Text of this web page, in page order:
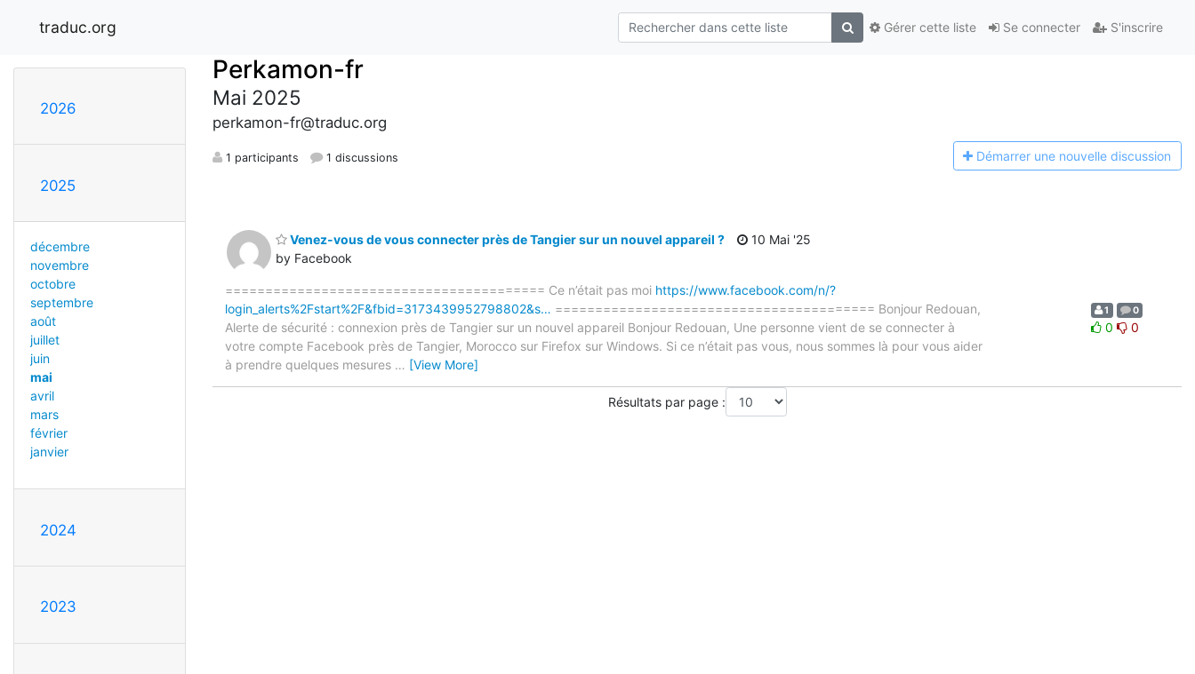
traduc.org Se connecter S'inscrire
Gérer cette liste
2026
2025
décembre
novembre
octobre
septembre
août
juillet
juin
mai
avril
mars
février
janvier
2024
2023
Perkamon-fr
Mai 2025
perkamon-fr@traduc.org
1 participants 1 discussions Démarrer une nouvelle discussion
Venez-vous de vous connecter près de Tangier sur un nouvel appareil ?
by Facebook
10 Mai '25
======================================== Ce n’était pas moi https://www.facebook.com/n/?
login_alerts%2Fstart%2F&fbid=3173439952798802&s… ======================================== Bonjour Redouan,
Alerte de sécurité : connexion près de Tangier sur un nouvel appareil Bonjour Redouan, Une personne vient de se connecter à
votre compte Facebook près de Tangier, Morocco sur Firefox sur Windows. Si ce n’était pas vous, nous sommes là pour vous aider
à prendre quelques mesures … [View More]
1 0
0 0
Résultats par page :